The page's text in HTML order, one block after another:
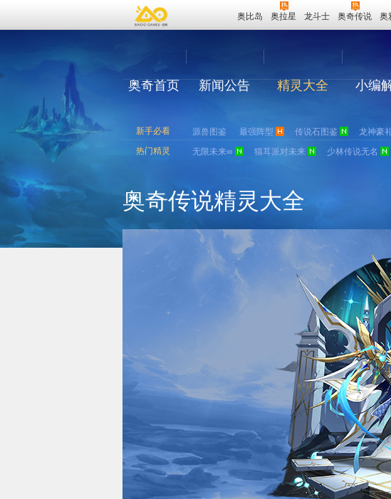
奥比岛 奥拉星 龙斗士 奥奇传说 奥
奥奇首页 新闻公告 精灵大全 小编
新手必看 源兽图鉴 最强阵型 传说石图鉴 龙神豪
热门精灵
无限未来∞ 猫耳派对未来 少林传说无名
奥奇传说精灵大全